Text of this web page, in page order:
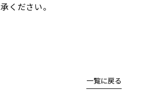
承ください。
一覧に戻る